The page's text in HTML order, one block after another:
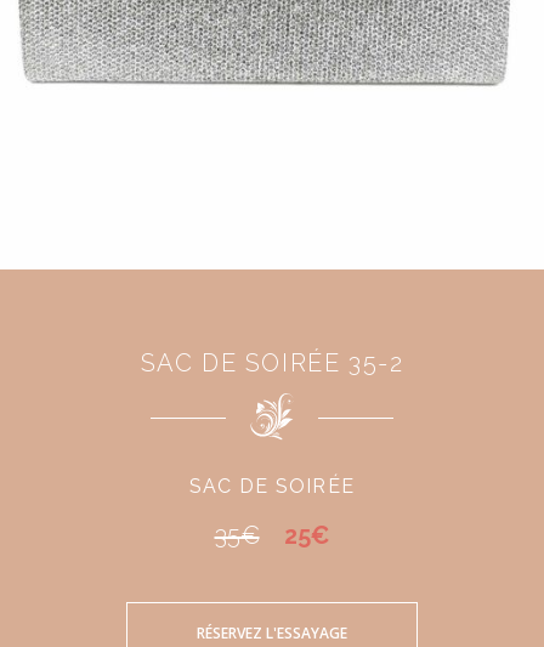
SAC DE SOIRÉE 35-2
SAC DE SOIRÉE
35€ 25€
RÉSERVEZ L'ESSAYAGE